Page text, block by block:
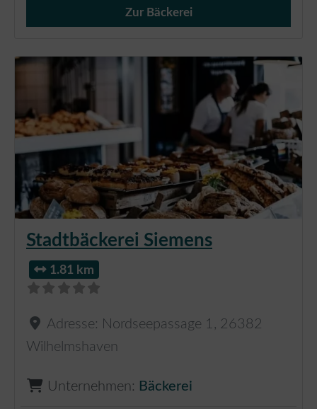
Verkauf von Brötchen,
Zur Bäckerei
Stadtbäckerei Siemens
1.81 km
Adresse: Nordseepassage 1 , 26382
Wilhelmshaven
Unternehmen: Bäckerei